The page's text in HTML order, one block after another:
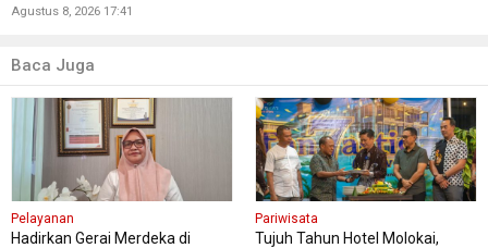
Agustus 8, 2026 17:41
Baca Juga
Pelayanan
Hadirkan Gerai Merdeka di
Pariwisata
Tujuh Tahun Hotel Molokai,